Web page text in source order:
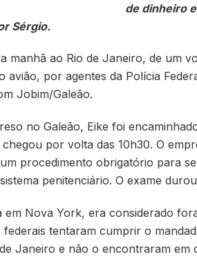
de dinheiro
Sérgio.
manhã ao Rio de Janeiro, de um
avião, por agentes da Polícia
Jobim/Galeão.
no Galeão, Eike foi
chegou por volta das 10h30. O
procedimento obrigatório para
penitenciário. O exame
em Nova York, era considerado
federais tentaram cumprir o
Janeiro e não o encontraram em